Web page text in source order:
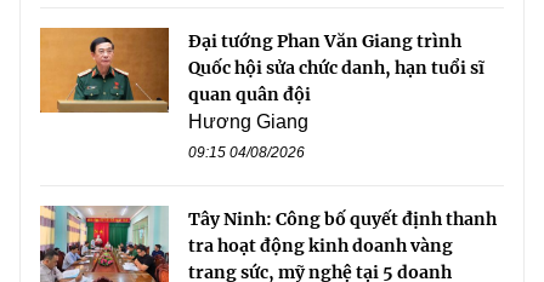
Đại tướng Phan Văn Giang trình
Quốc hội sửa chức danh, hạn tuổi sĩ
quan quân đội
Hương Giang
09:15 04/08/2026
Tây Ninh: Công bố quyết định thanh
tra hoạt động kinh doanh vàng
trang sức, mỹ nghệ tại 5 doanh